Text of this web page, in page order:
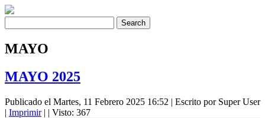
MAYO
MAYO 2025
Publicado el Martes, 11 Febrero 2025 16:52 | Escrito por Super User
| Imprimir| | Visto: 367